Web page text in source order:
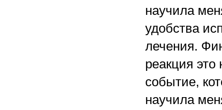
научила
удобства
лечения.
реакция это
событие,
научила